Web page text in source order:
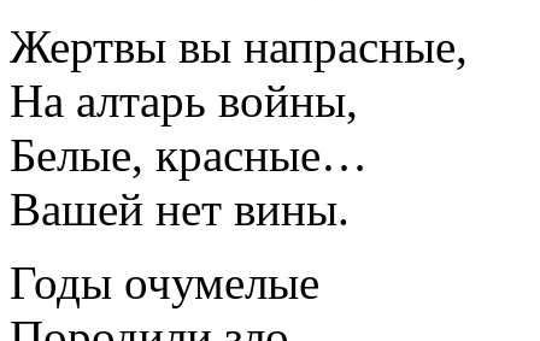
Жертвы вы напрасные,
На алтарь войны,
Белые, красные…
Вашей нет вины.
Годы очумелые